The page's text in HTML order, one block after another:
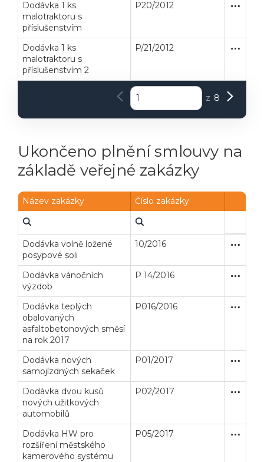
Dodávka 1 ks
malotraktoru s
příslušenstvím
P20/2012
Dodávka 1 ks
malotraktoru s
příslušenstvím 2
P/21/2012
z 8
Ukončeno plnění smlouvy na
základě veřejné zakázky
Název zakázky Číslo zakázky
Dodávka volně ložené
posypové soli
10/2016
Dodávka vánočních
výzdob
P 14/2016
Dodávka teplých
obalovaných
asfaltobetonových směsí
na rok 2017
P016/2016
Dodávka nových
samojízdných sekaček
P01/2017
Dodávka dvou kusů
nových užitkových
automobilů
P02/2017
Dodávka HW pro
rozšíření městského
kamerového systému
P05/2017